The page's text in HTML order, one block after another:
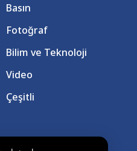
Basın
Fotoğraf
Bilim ve Teknoloji
Video
Çeşitli